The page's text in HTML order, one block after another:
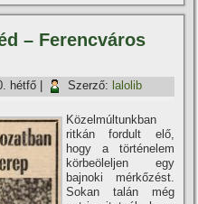
– Ferencváros
hétfő Szerző: lalolib
Közelmúltunkban
ritkán fordult elő,
hogy a történelem
körbeöleljen egy
bajnoki mérkőzést.
Sokan talán még